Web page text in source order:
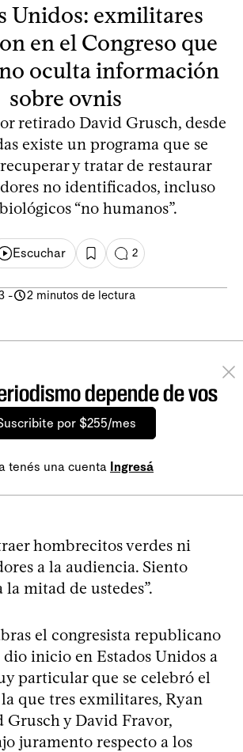
Unidos: exmilitares
en el Congreso que
oculta información
sobre ovnis
retirado David Grusch, desde
existe un programa que se
y tratar de restaurar
no identificados, incluso
“no humanos”.
Escuchar 2
- 2 minutos de lectura
depende de vos
por $255/mes
tenés una cuenta Ingresá
hombrecitos verdes ni
a la audiencia. Siento
la mitad de ustedes”.
el congresista republicano
inicio en Estados Unidos a
particular que se celebró el
que tres exmilitares, Ryan
Grusch y David Fravor,
juramento respecto a los